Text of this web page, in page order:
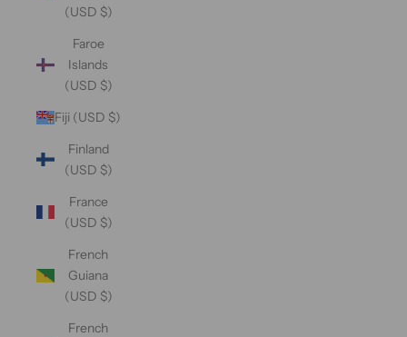
(USD $)
Faroe
Islands
(USD $)
Fiji (USD $)
Finland
(USD $)
France
(USD $)
French
Guiana
(USD $)
French